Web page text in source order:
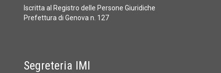
Iscritta al Registro delle Persone Giuridiche
Prefettura di Genova n. 127
Segreteria IMI